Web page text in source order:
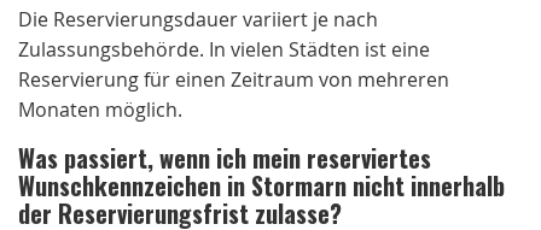
Die Reservierungsdauer variiert je nach
Zulassungsbehörde. In vielen Städten ist eine
Reservierung für einen Zeitraum von mehreren
Monaten möglich.
Was passiert, wenn ich mein reserviertes
Wunschkennzeichen in Stormarn nicht innerhalb
der Reservierungsfrist zulasse?